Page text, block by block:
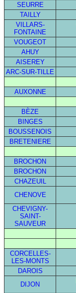
SEURRE
TAILLY
VILLARS-
FONTAINE
VOUGEOT
AHUY
AISEREY
ARC-SUR-TILLE
AUXONNE
BÈZE
BINGES
BOUSSENOIS
BRETENIERE
BROCHON
BROCHON
CHAZEUIL
CHENOVE
CHEVIGNY-
SAINT-
SAUVEUR
CORCELLES-
LES-MONTS
DAROIS
DIJON